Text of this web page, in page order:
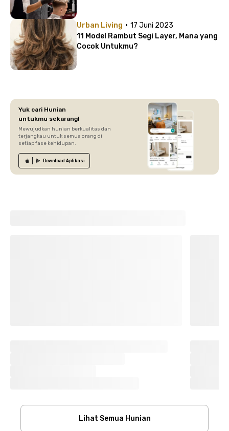
Urban Living · 17 Juni 2023
11 Model Rambut Segi Layer, Mana yang
Cocok Untukmu?
Yuk cari Hunian
untukmu sekarang!
Mewujudkan hunian berkualitas dan
terjangkau untuk semua orang di
setiap fase kehidupan.
Download Aplikasi
Lihat Semua Hunian